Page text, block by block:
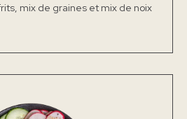
mix de graines et mix de noix